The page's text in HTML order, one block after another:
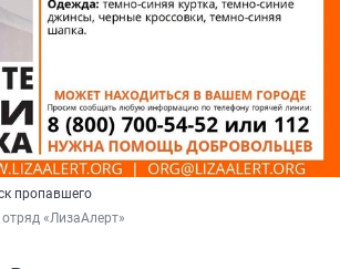
пропавшего
«ЛизаАлерт»